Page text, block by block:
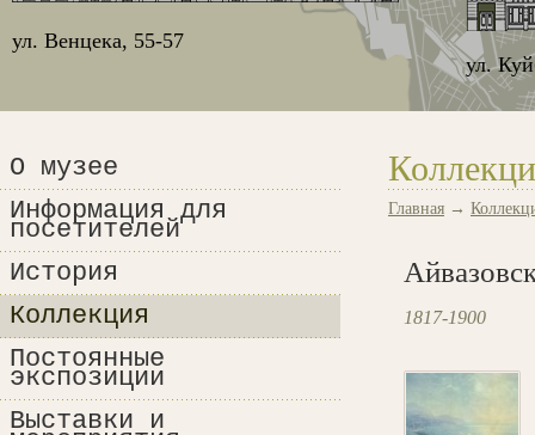
ул.
ул. Венцека, 55-57
О музее
Информация для
посетителей
История
Коллекция
Постоянные
экспозиции
Выставки и
Главная →
1817-1900